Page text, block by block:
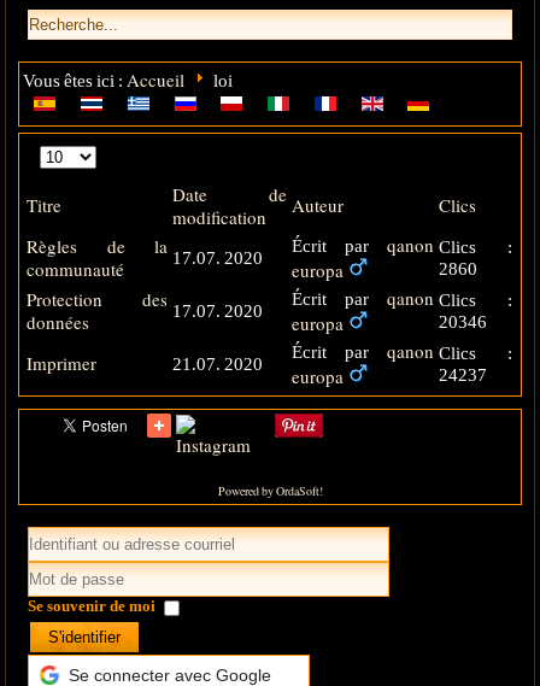
Vous êtes ici : Accueil loi
Affichage
Titre
Date de
modification
Auteur
Clics
Règles de la
communauté
17.07. 2020
Écrit parqanon
europa
Clics :
2860
Protection des
données
17.07. 2020
Écrit parqanon
europa
Clics :
20346
Imprimer 21.07. 2020
Écrit parqanon
europa
Clics :
24237
Powered by OrdaSoft!
Se souvenir de moi
S'identifier
Se connecter avec Google